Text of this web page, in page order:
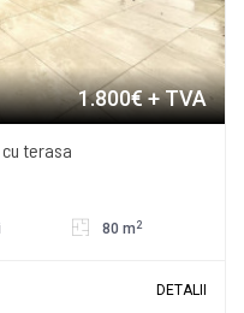
1.800€+ TVA
terasa
80 m 2
DETALII